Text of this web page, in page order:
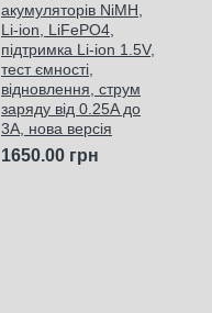
акумуляторів NiMH,
Li-ion, LiFePO4,
підтримка Li-ion 1.5V,
тест ємності,
відновлення, струм
заряду від 0.25A до
3A, нова версія
1650.00 грн